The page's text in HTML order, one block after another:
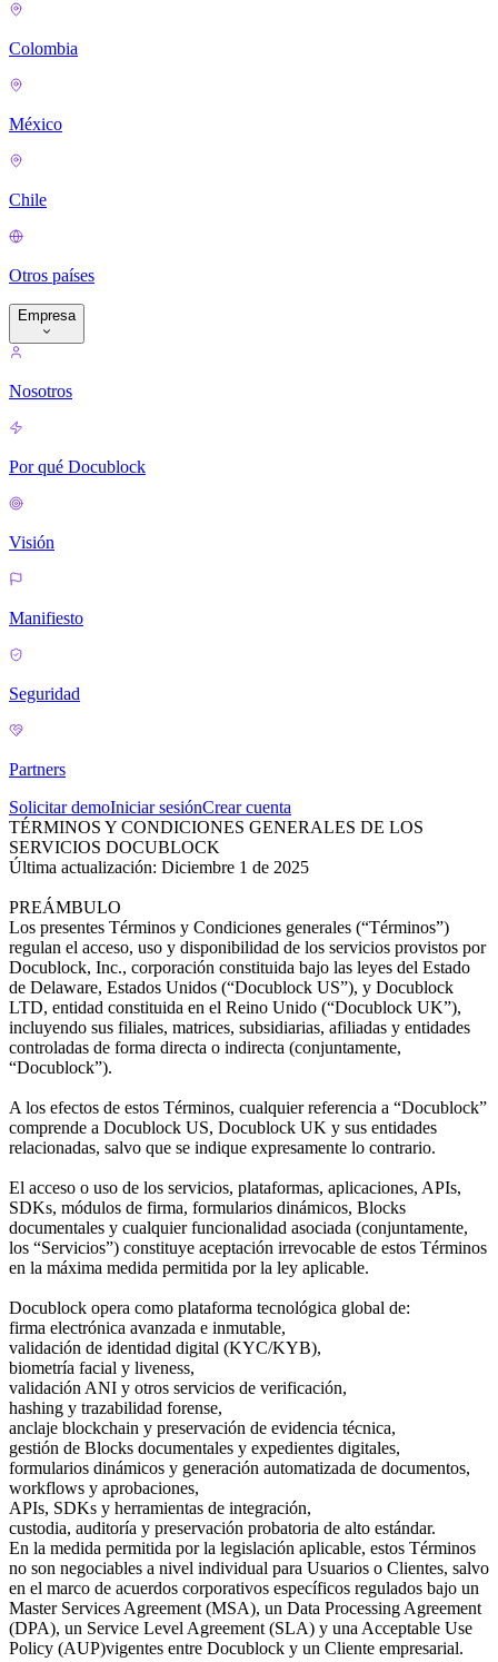
Colombia
México
Chile
Otros países
Empresa
Nosotros
Por qué Docublock
Visión
Manifiesto
Seguridad
Partners
Solicitar demoIniciar sesiónCrear cuenta
TÉRMINOS Y CONDICIONES GENERALES DE LOS
SERVICIOS DOCUBLOCK
Última actualización: Diciembre 1 de 2025
PREÁMBULO
Los presentes Términos y Condiciones generales (“Términos”)
regulan el acceso, uso y disponibilidad de los servicios provistos por
Docublock, Inc., corporación constituida bajo las leyes del Estado
de Delaware, Estados Unidos (“Docublock US”), y Docublock
LTD, entidad constituida en el Reino Unido (“Docublock UK”),
incluyendo sus filiales, matrices, subsidiarias, afiliadas y entidades
controladas de forma directa o indirecta (conjuntamente,
“Docublock”).
A los efectos de estos Términos, cualquier referencia a “Docublock”
comprende a Docublock US, Docublock UK y sus entidades
relacionadas, salvo que se indique expresamente lo contrario.
El acceso o uso de los servicios, plataformas, aplicaciones, APIs,
SDKs, módulos de firma, formularios dinámicos, Blocks
documentales y cualquier funcionalidad asociada (conjuntamente,
los “Servicios”) constituye aceptación irrevocable de estos Términos
en la máxima medida permitida por la ley aplicable.
Docublock opera como plataforma tecnológica global de:
firma electrónica avanzada e inmutable,
validación de identidad digital (KYC/KYB),
biometría facial y liveness,
validación ANI y otros servicios de verificación,
hashing y trazabilidad forense,
anclaje blockchain y preservación de evidencia técnica,
gestión de Blocks documentales y expedientes digitales,
formularios dinámicos y generación automatizada de documentos,
workflows y aprobaciones,
APIs, SDKs y herramientas de integración,
custodia, auditoría y preservación probatoria de alto estándar.
En la medida permitida por la legislación aplicable, estos Términos
no son negociables a nivel individual para Usuarios o Clientes, salvo
en el marco de acuerdos corporativos específicos regulados bajo un
Master Services Agreement (MSA), un Data Processing Agreement
(DPA), un Service Level Agreement (SLA) y una Acceptable Use
Policy (AUP)vigentes entre Docublock y un Cliente empresarial.